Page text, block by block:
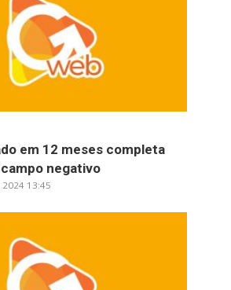
em 12 meses completa
negativo
13:45